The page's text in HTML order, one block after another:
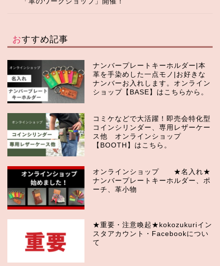
おすすめ記事
ナンバープレートキーホルダー|本
革を手染めした一点モノ|お好きな
ナンバーお入れします。オンライン
ショップ【BASE】はこちらから。
コミケなどで大活躍！即売会特化型
コインシリンダー、専用レザーケー
ス他 オンラインショップ
【BOOTH】はこちら。
オンラインショップ ★名入れ★
ナンバープレートキーホルダー、ポ
ーチ、革小物
★重要・注意喚起★kokozukuriイン
スタアカウント・Facebookについ
て